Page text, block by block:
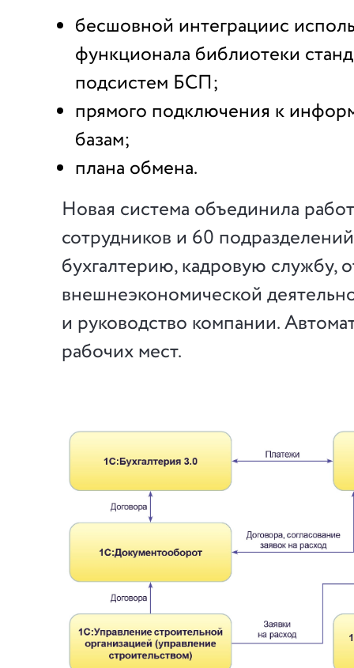
бесшовной интеграциис
функционала библиотеки
подсистем БСП;
прямого подключения к
базам;
плана обмена.
Новая система объединила
сотрудников и 60
бухгалтерию, кадровую службу,
внешнеэкономической
и руководство компании.
рабочих мест.